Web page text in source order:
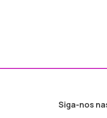
Siga-nos